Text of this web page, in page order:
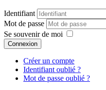
Identifiant
Mot de passe
Se souvenir de moi
Connexion
Créer un compte
Identifiant oublié ?
Mot de passe oublié ?